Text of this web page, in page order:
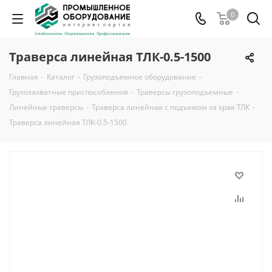
0
Траверса линейная ТЛК-0.5-1500
Главная - Каталог - Грузоподъемное оборудование -
Грузозахватные приспособления - Траверсы грузоподъемные -
Линейные траверсы - Траверса линейная с подъемом за края ТЛК -
Траверса линейная ТЛК-0.5-1500